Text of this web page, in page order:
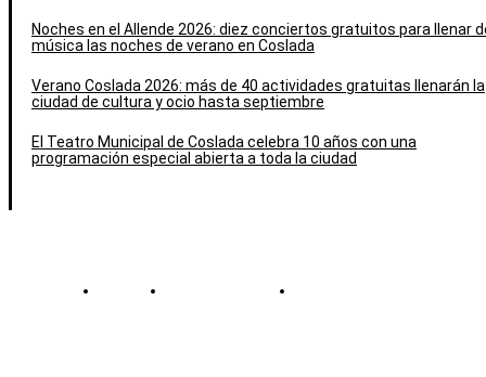
Noches en el Allende 2026: diez conciertos gratuitos para llenar
música las noches de verano en Coslada
Verano Coslada 2026: más de 40 actividades gratuitas llenarán la
ciudad de cultura y ocio hasta septiembre
El Teatro Municipal de Coslada celebra 10 años con una
programación especial abierta a toda la ciudad
Contacto Política de cookies